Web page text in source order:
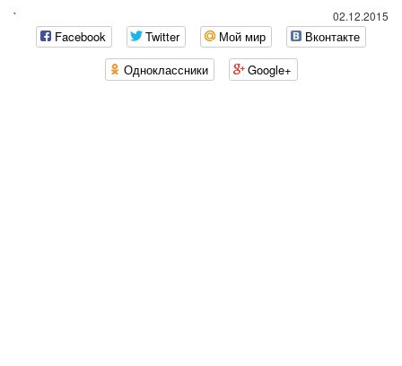
02.12.2015
`
Facebook Twitter Мой мир
Вконтакте
Одноклассники
Google+